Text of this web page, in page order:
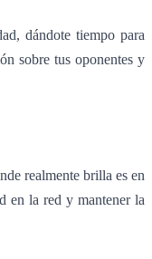
dándote tiempo para
sobre tus oponentes y
realmente brilla es en
en la red y mantener la